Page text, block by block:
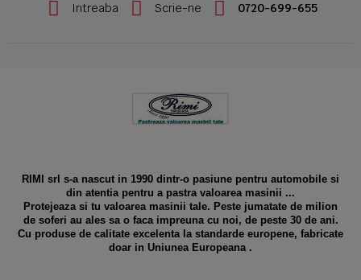
Intreaba Scrie-ne 0720-699-655
RIMI srl s-a nascut in 1990 dintr-o pasiune pentru automobile si
din atentia pentru a pastra valoarea masinii ...
Protejeaza si tu valoarea masinii tale. Peste jumatate de milion
de soferi au ales sa o faca impreuna cu noi, de peste 30 de ani.
Cu produse de calitate excelenta la standarde europene, fabricate
doar in Uniunea Europeana .